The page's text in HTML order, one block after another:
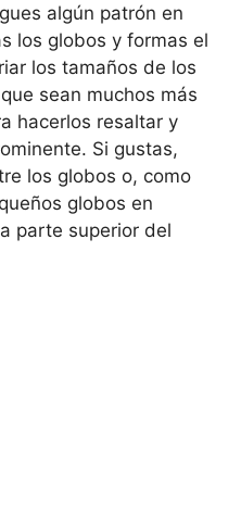
algún patrón en
los globos y formas el
los tamaños de los
sean muchos más
hacerlos resaltar y
Si gustas,
los globos o, como
globos en
parte superior del